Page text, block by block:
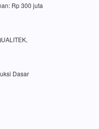
Rp 300 juta
Dasar